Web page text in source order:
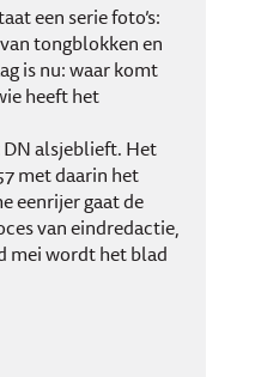
een serie foto’s:
tongblokken en
is nu: waar komt
heeft het
alsjeblieft. Het
met daarin het
eenrijer gaat de
van eindredactie,
mei wordt het blad